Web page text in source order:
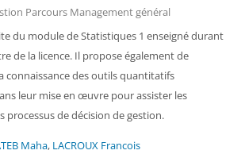
Parcours Management général
du module de Statistiques 1 enseigné durant
de la licence. Il propose également de
connaissance des outils quantitatifs
leur mise en œuvre pour assister les
processus de décision de gestion.
Maha, LACROUX Francois